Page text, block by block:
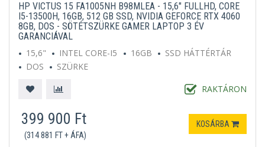
HP VICTUS 15 FA1005NH B98MLEA - 15,6" FULLHD, CORE
I5-13500H, 16GB, 512 GB SSD, NVIDIA GEFORCE RTX 4060
8GB, DOS - SÖTÉTSZÜRKE GAMER LAPTOP 3 ÉV
GARANCIÁVAL
15,6"
INTEL CORE-I5 16GB
SSD HÁTTÉRTÁR
DOS
SZÜRKE
RAKTÁRON
399 900 Ft
(314 881 FT + ÁFA)
KOSÁRBA